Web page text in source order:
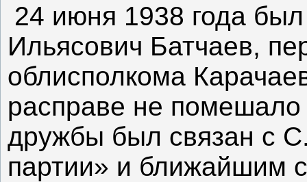
24 июня 1938 года
Ильясович Батчаев,
облисполкома
расправе не
дружбы был связан с
партии» и ближайшим